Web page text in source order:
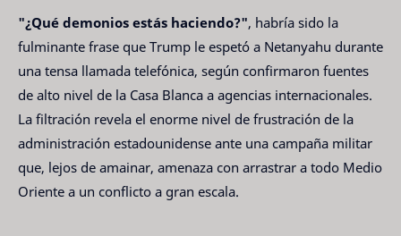
"¿Qué demonios estás haciendo?", habría sido la
fulminante frase que Trump le espetó a Netanyahu durante
una tensa llamada telefónica, según confirmaron fuentes
de alto nivel de la Casa Blanca a agencias internacionales.
La filtración revela el enorme nivel de frustración de la
administración estadounidense ante una campaña militar
que, lejos de amainar, amenaza con arrastrar a todo Medio
Oriente a un conflicto a gran escala.